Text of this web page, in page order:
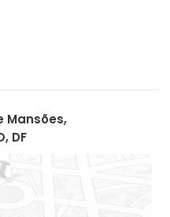
Mansões,
DF